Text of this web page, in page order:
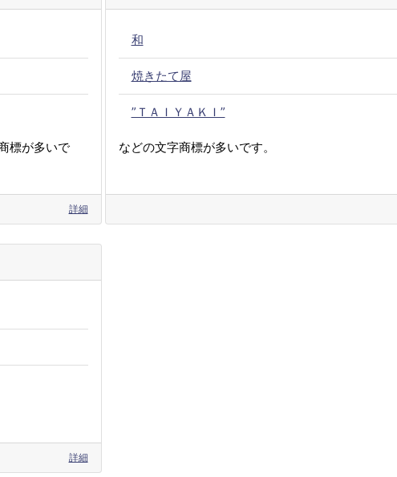
標が多いで
詳細
和
焼きたて屋
”ＴＡＩＹＡＫＩ”
などの文字商標が多いです。
詳細